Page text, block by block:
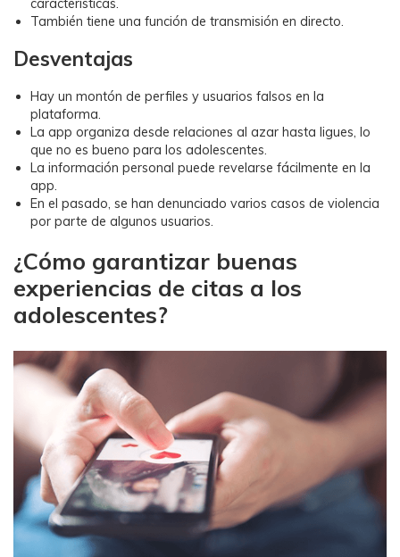
También tiene una función de transmisión en directo.󠀰
Desventajas
Hay un montón de perfiles y usuarios falsos en la
plataforma.
La app organiza desde relaciones al azar hasta ligues, lo
que no es bueno para los adolescentes.
La información personal puede revelarse fácilmente en la
app.
En el pasado, se han denunciado varios casos de violencia
por parte de algunos usuarios.
¿Cómo garantizar buenas
experiencias de citas a los
adolescentes?